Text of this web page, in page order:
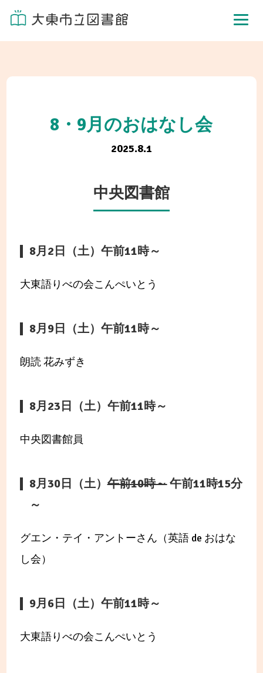
8・9月のおはなし会
2025.8.1
中央図書館
8月2日（土）午前11時～
大東語りべの会こんぺいとう
8月9日（土）午前11時～
朗読 花みずき
8月23日（土）午前11時～
中央図書館員
8月30日（土）午前10時～午前11時15分
～
グエン・テイ・アントーさん（英語 de おはな
し会）
9月6日（土）午前11時～
大東語りべの会こんぺいとう